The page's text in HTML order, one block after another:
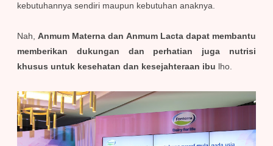
kebutuhannya sendiri maupun kebutuhan anaknya.
Nah,Anmum Materna dan Anmum Lacta dapat membantu
memberikan dukungan dan perhatian juga nutrisi
khusus untuk kesehatan dan kesejahteraan ibu lho.